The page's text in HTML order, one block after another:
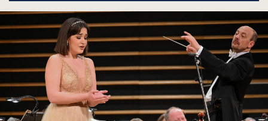
spowoduje
powiększenie
zdjęcia
rozmiarów
oryginalnych